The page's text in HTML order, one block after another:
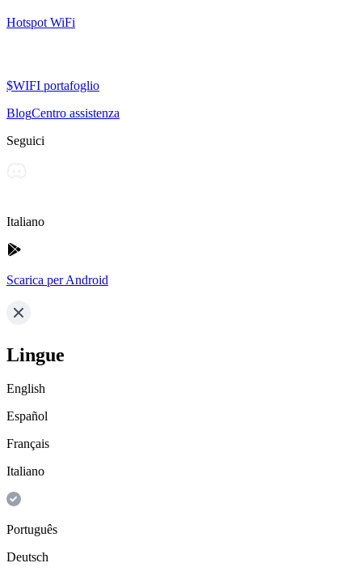
Hotspot WiFi
$WIFI portafoglio
BlogCentro assistenza
Seguici
Italiano
Scarica per Android
Lingue
English
Español
Français
Italiano
Português
Deutsch